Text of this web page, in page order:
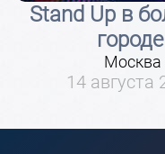
Stand Up в
городе
Москва
14 августа